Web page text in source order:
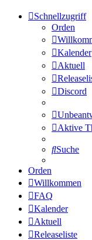
Schnellzugriff
Orden
Kalender
Aktuell
Discord
Aktive
Suche
Orden
Willkommen
FAQ
Kalender
Aktuell
Releaseliste